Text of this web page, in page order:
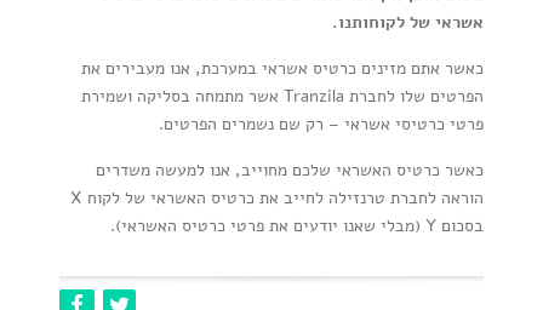
אשראי של לקוחותנו.
כאשר אתם מזינים כרטיס אשראי במערכת, אנו מעבירים את
הפרטים שלו לחברת Tranzila אשר מתמחה בסליקה ושמירת
פרטי כרטיסי אשראי – רק שם נשמרים הפרטים.
כאשר כרטיס האשראי שלכם מחוייב, אנו למעשה משדרים
הוראה לחברת טרנזילה לחייב את כרטיס האשראי של לקוח X
בסכום Y (מבלי שאנו יודעים את פרטי כרטיס האשראי).